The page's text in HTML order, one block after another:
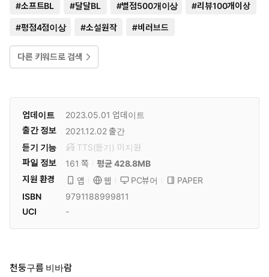
#소프트BL #달달BL #별점500개이상 #리뷰100개이상
#평점4점이상 #소설원작 #비러브드
다른 키워드로 검색
업데이트 2023.05.01 업데이트
출간 정보
2021.12.02 출간
듣기 기능
TTS(듣기) 미 지원
파일 정보
161 쪽
평균 428.8MB
지원 환경
앱 웹 PC뷰어
PAPER
ISBN
9791188999811
UCI
-
천둥구름 비바람